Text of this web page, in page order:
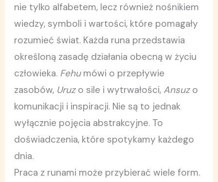
nie tylko alfabetem, lecz również nośnikiem
wiedzy, symboli i wartości, które pomagały
rozumieć świat. Każda runa przedstawia
określoną zasadę działania obecną w życiu
człowieka. Fehumówi o przepływie
zasobów, Uruzo sile i wytrwałości, Ansuzo
komunikacji i inspiracji. Nie są to jednak
wyłącznie pojęcia abstrakcyjne. To
doświadczenia, które spotykamy każdego
dnia.
Praca z runami może przybierać wiele form.